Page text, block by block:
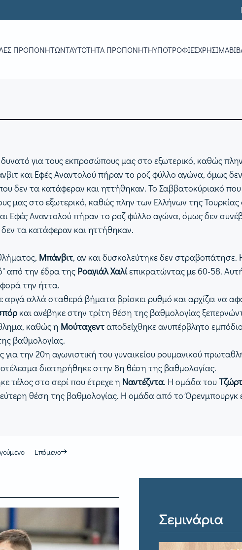
ΠΡΟΠΟΝΗΤΏΝΤΑΥΤΌΤΗΤΑ ΠΡΟΠΟΝΗΤΉΥΠΟΤΡΟΦΊΕΣΧΡΗΣΙΜΑ
για τους εκπροσώπους μας στο εξωτερικό, καθώς
και Εφές Αναντολού πήραν το ροζ φύλλο αγώνα, όμως
δεν τα κατάφεραν και ηττήθηκαν. Το Σαββατοκύριακό
μας στο εξωτερικό, καθώς πλην των Ελλήνων της Τουρκίας
Εφές Αναντολού πήραν το ροζ φύλλο αγώνα, όμως δεν
τα κατάφεραν και ηττήθηκαν.
Μπάνβιτ, αν και δυσκολεύτηκε δεν
από την έδρα της Ροαγιάλ Χαλίεπικρατώντας με 60-58.
φορά την ήττα.
αργά αλλά σταθερά βήματα βρίσκει ρυθμό και αρχίζει να
και ανέβηκε στην τρίτη θέση της βαθμολογίας
καθώς η Μούταχενταποδείχθηκε ανυπέρβλητο
βαθμολογίας.
για την 20η αγωνιστική του γυναικείου ρουμανικού
διατηρήθηκε στην 8η θέση της βαθμολογίας.
τέλος στο σερί που έτρεχε η Ναντέζντα. Η ομάδα του
θέση της βαθμολογίας. Η ομάδα από το Όρενμπουργκ
Επόμενο
Σεμινάρια